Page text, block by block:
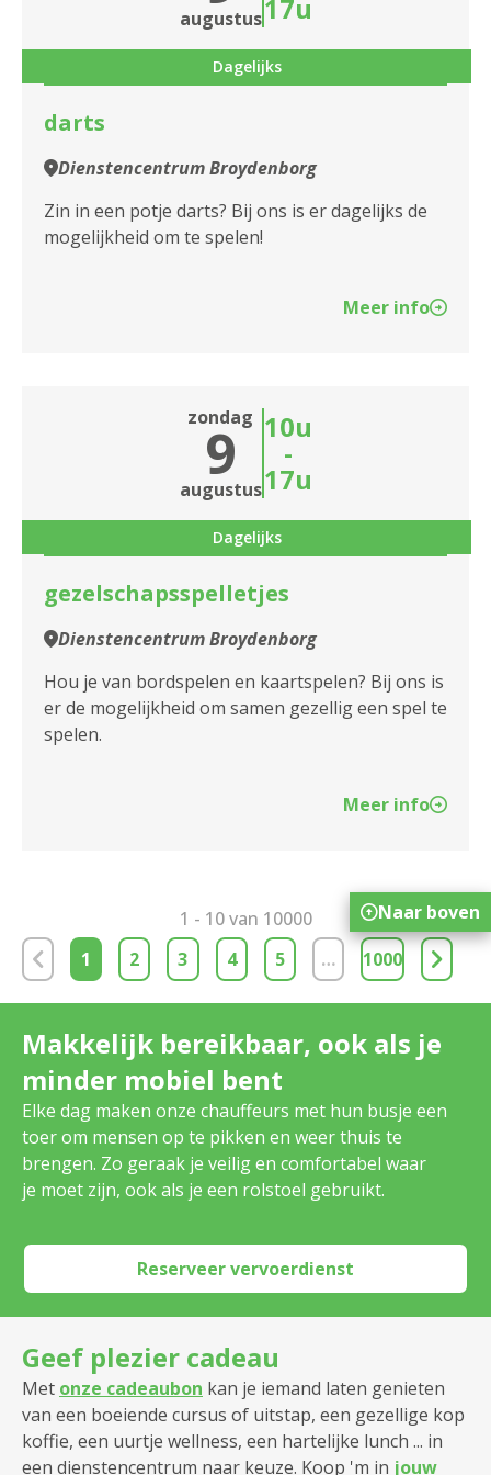
Dienstencentrum De Olijftak
Dienstencentrum Den Bleek
Dienstencentrum Hagelkruis
Dienstencentrum Hof Ter Beke
Dienstencentrum Huize Berchem
Dienstencentrum Kerkeveld
Dienstencentrum Kronenburg
Dienstencentrum Liberty
Dienstencentrum Linkeroever
Dienstencentrum Oversnes
Dienstencentrum Portugesehof
Dienstencentrum Romanza
Dienstencentrum Rozenboom
Dienstencentrum Ruggeveld
Dienstencentrum Seefhoek
Dienstencentrum Sint Andries
Dienstencentrum Ten Gaarde
Dienstencentrum Tuinwijk
augustus17u
Dagelijks
darts
Dienstencentrum Broydenborg
Zin in een potje darts? Bij ons is er dagelijks de
mogelijkheid om te spelen!
Meer info
zondag
9
augustus
10u
-
17u
Dagelijks
gezelschapsspelletjes
Dienstencentrum Broydenborg
Hou je van bordspelen en kaartspelen? Bij ons is
er de mogelijkheid om samen gezellig een spel te
spelen.
Meer info
1 - 10 van 10000
1
2 3 4 5 … 1000
Makkelijk bereikbaar, ook als je
minder mobiel bent
Elke dag maken onze chauffeurs met hun busje een
toer om mensen op te pikken en weer thuis te
brengen. Zo geraak je veilig en comfortabel waar
je moet zijn, ook als je een rolstoel gebruikt.
Reserveer vervoerdienst
Geef plezier cadeau
Met onze cadeaubon kan je iemand laten genieten
van een boeiende cursus of uitstap, een gezellige kop
koffie, een uurtje wellness, een hartelijke lunch ... in
een dienstencentrum naar keuze. Koop 'm in jouw
Naar boven